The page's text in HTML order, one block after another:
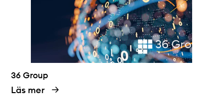
36 Group
Läs mer